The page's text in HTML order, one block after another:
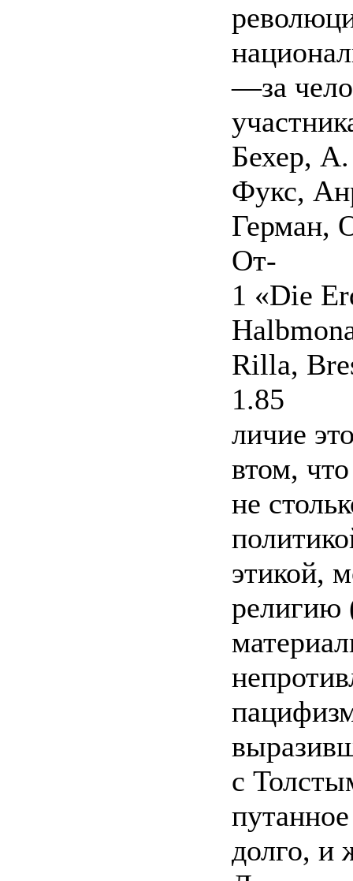
—за
Бехер,
Фукс,
Герман,
От-
1 «Die
Rilla,
1.85
личие
втом,
не
этикой,
религию
с
долго, и